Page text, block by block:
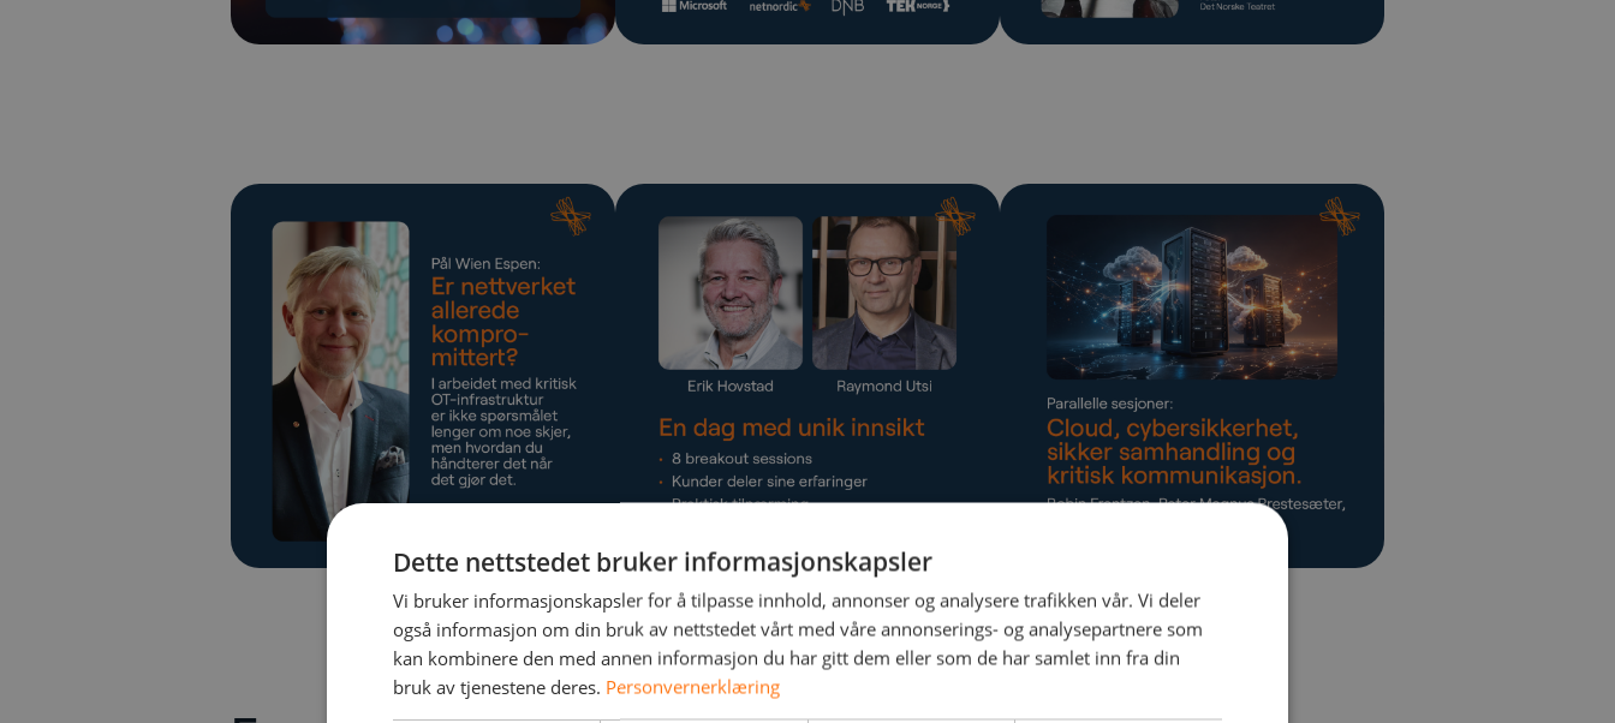
Dette nettstedet bruker informasjonskapsler
Vi bruker informasjonskapsler for å tilpasse innhold, annonser og analysere trafikken vår. Vi deler
også informasjon om din bruk av nettstedet vårt med våre annonserings- og analysepartnere som
kan kombinere den med annen informasjon du har gitt dem eller som de har samlet inn fra din
bruk av tjenestene deres. Personvernerklæring